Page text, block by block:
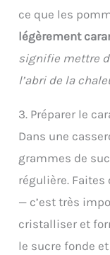
ce que les
légèrement
signifie mettre
l’abri de la
3. Préparer le
Dans une
grammes de
régulière. Faites
— c’est très
cristalliser et
le sucre fonde